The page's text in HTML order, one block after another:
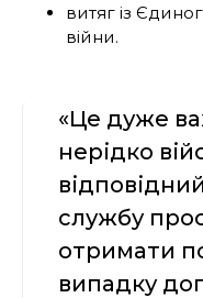
витяг із
війни.
«Це дуже
нерідко
службу
отримати
випадку